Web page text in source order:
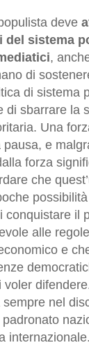
deve
del sistema
,
di
di sistema
di sbarrare la
Una
pausa, e
forza
che
conquistare il
alle
e
voler
nel